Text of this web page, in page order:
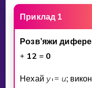
Приклад 1
Розв’яжи
+ 12 = 0
Нехай y′= u;